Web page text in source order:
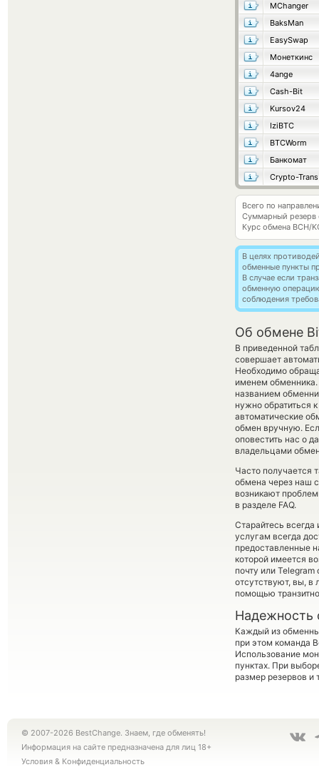
MChanger
BaksMan
EasySwap
Монеткинс
4ange
Cash-Bit
Kursov24
IziBTC
BTCWorm
Банкомат
Crypto-Trans
Всего по
Суммарный резерв
Курс обмена BCH/
В целях
обменные пункты
В случае если
обменную
соблюдения
Об обмене
В приведенной
совершает
Необходимо
именем
названием
нужно обратиться
автоматические
обмен вручную.
оповестить нас о
владельцами
Часто получается
обмена через наш
возникают
в разделе FAQ.
Старайтесь всегда
услугам всегда
предоставленные
которой имеется
почту или
отсутствуют, вы, в
помощью
Надежность
Каждый из
при этом команда
Использование
пунктах. При
размер резервов и
© 2007-2026 BestChange. Знаем, где обменять!
Информация на сайте предназначена для лиц 18+
Условия & Конфиденциальность